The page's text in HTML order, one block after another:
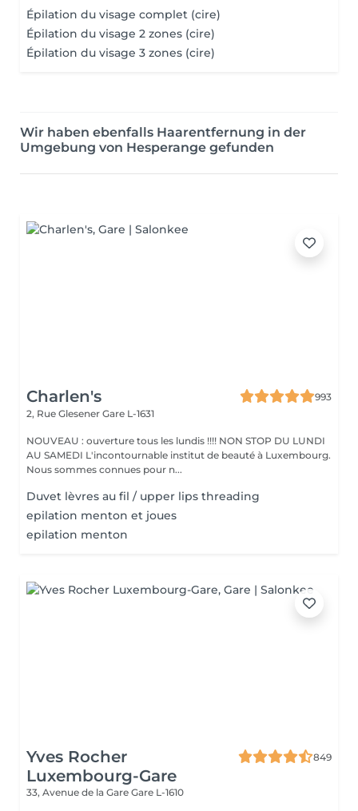
Épilation du visage complet (cire)
Épilation du visage 2 zones (cire)
Épilation du visage 3 zones (cire)
Wir haben ebenfalls Haarentfernung in der
Umgebung von Hesperange gefunden
Charlen's
993
2, Rue Glesener Gare L-1631
NOUVEAU : ouverture tous les lundis !!!! NON STOP DU LUNDI
AU SAMEDI L'incontournable institut de beauté à Luxembourg.
Nous sommes connues pour n...
Duvet lèvres au fil / upper lips threading
epilation menton et joues
epilation menton
Yves Rocher
Luxembourg-Gare
849
33, Avenue de la Gare Gare L-1610